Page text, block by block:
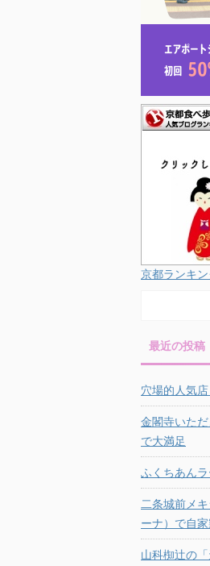
京都ランキ
最近の投稿
穴場的人気
金閣寺いた
で大満足
ふくちあん
二条城前メ
ーナ）で自
山科椥辻の